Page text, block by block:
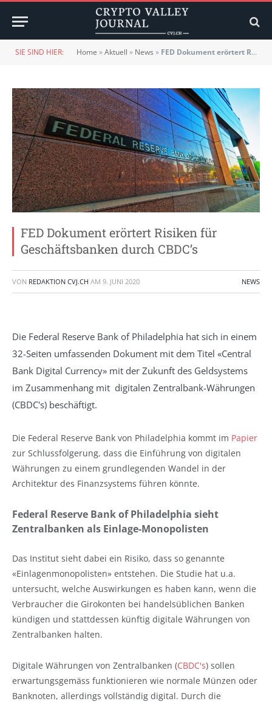
SIE SIND HIER: Home »Aktuell » News » FED Dokument erörtert Risiken für Geschäftsbanken durch CBDC’s
FED Dokument erörtert Risiken für
Geschäftsbanken durch CBDC’s
VON REDAKTION CVJ.CH AM 9. JUNI 2020 NEWS
Die Federal Reserve Bank of Philadelphia hat sich in einem
32-Seiten umfassenden Dokument mit dem Titel «Central
Bank Digital Currency» mit der Zukunft des Geldsystems
im Zusammenhang mit digitalen Zentralbank-Währungen
(CBDC's) beschäftigt.
Die Federal Reserve Bank von Philadelphia kommt im Papier
zur Schlussfolgerung, dass die Einführung von digitalen
Währungen zu einem grundlegenden Wandel in der
Architektur des Finanzsystems führen könnte.
Federal Reserve Bank of Philadelphia sieht
Zentralbanken als Einlage-Monopolisten
Das Institut sieht dabei ein Risiko, dass so genannte
«Einlagenmonopolisten» entstehen. Die Studie hat u.a.
untersucht, welche Auswirkungen es haben kann, wenn die
Verbraucher die Girokonten bei handelsüblichen Banken
kündigen und stattdessen künftig digitale Währungen von
Zentralbanken halten.
Digitale Währungen von Zentralbanken (CBDC's) sollen
erwartungsgemäss funktionieren wie normale Münzen oder
Banknoten, allerdings vollständig digital. Durch die